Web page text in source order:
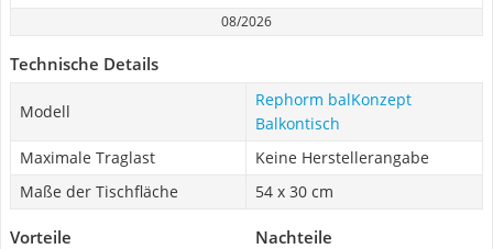
08/2026
Technische Details
Modell
Rephorm balKonzept
Balkontisch
Maximale Traglast
Keine Herstellerangabe
Maße der Tischfläche
54 x 30 cm
Vorteile Nachteile